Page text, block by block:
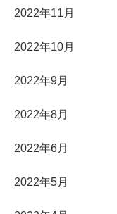
2022年11月
2022年10月
2022年9月
2022年8月
2022年6月
2022年5月